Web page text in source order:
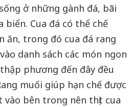
ở những gành đá, bãi
biển. Cua đá có thể chế
ăn, trong đó cua đá rang
danh sách các món ngon
phương đến đây đều
muối giúp hạn chế được
vào bên trong nên thịt cua